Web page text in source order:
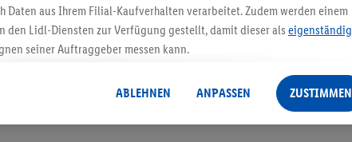
Gutschein sichern!
Daten aus Ihrem Filial-Kaufverhalten verarbeitet. Zudem werden einem
den Lidl-Diensten zur Verfügung gestellt, damit dieser als eigenständig
seiner Auftraggeber messen kann.
von Daten (z.B. über Ihre Nutzung der Lidl-Dienste, Ihr
aus Ihrem Kundenkonto - z.B. Alter oder Geschlecht - sowie Ihre
Endgeräte und Lidl-Dienste hinweg einschließlich dem Speichern von
ABLEHNEN ANPASSEN ZUSTIMMEN